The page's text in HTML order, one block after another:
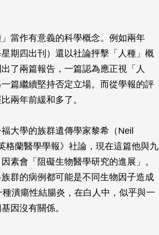
當作有意義的科學概念。例如兩年
期四出刊）還以社論抨擊「人種」概
了兩篇報告，一篇認為應正視「人
篇繼續堅持否定立場。而從學報的評
兩年前緩和多了。
大學的族群遺傳學家黎希（Neil
格蘭醫學學報》社論，現在這篇他與九
素會「阻礙生物醫學研究的進展」。
群的病例都可能是不同生物因子造成
潰瘍性結腸炎，在白人中，似乎與一
因沒有關係。